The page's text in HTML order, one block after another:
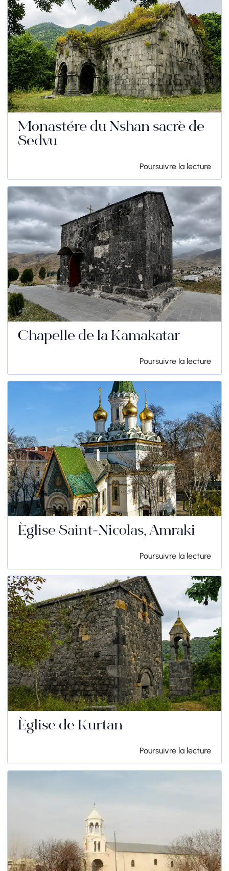
Monastère du Nshan sacré de
Sedvu
Poursuivre la lecture
Chapelle de la Kamakatar
Poursuivre la lecture
Église Saint-Nicolas, Amraki
Poursuivre la lecture
Église de Kurtan
Poursuivre la lecture